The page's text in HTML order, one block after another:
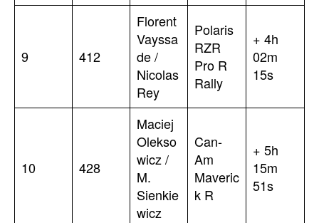
9 412
Florent
Vayssa
de /
Nicolas
Rey
Polaris
RZR
Pro R
Rally
+ 4h
02m
15s
10 428
Maciej
Olekso
wicz /
M.
Sienkie
wicz
Can-
Am
Maveric
k R
+ 5h
15m
51s